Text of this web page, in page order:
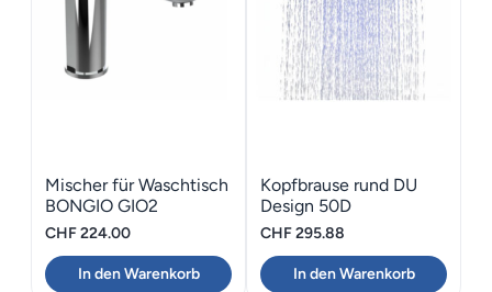
Mischer für Waschtisch
BONGIO GIO2
CHF224.00
In den Warenkorb
Kopfbrause rund DU
Design 50D
CHF295.88
In den Warenkorb